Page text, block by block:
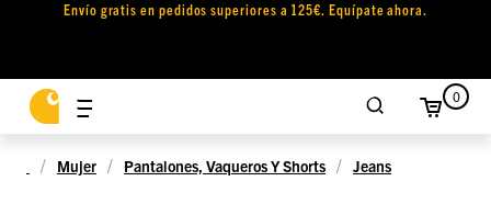
Envío gratis en pedidos superiores a 125€. Equípate ahora.
0
Mujer Pantalones, Vaqueros Y Shorts Jeans